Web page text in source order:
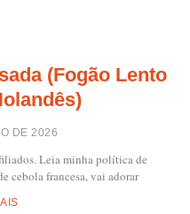
(Fogão Lento
DE 2026
Leia minha política de
cebola francesa, vai adorar